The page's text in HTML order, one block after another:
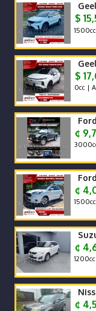
$
$
0cc |
¢
¢
¢
¢